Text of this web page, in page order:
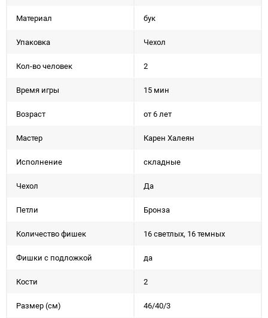
Материал бук
Упаковка Чехол
Кол-во человек 2
Время игры 15 мин
Возраст от 6 лет
Мастер Карен Халеян
Исполнение складные
Чехол Да
Петли Бронза
Количество фишек 16 светлых, 16 темных
Фишки с подложкой да
Кости 2
Размер (см) 46/40/3